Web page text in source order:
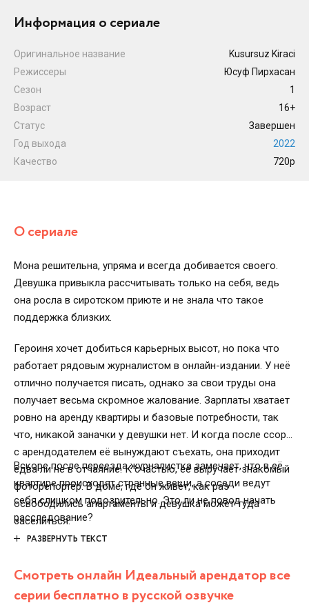
Информация о сериале
Оригинальное название
Kusursuz Kiraci
Режиссеры
Юсуф Пирхасан
Сезон
1
Возраст
16+
Статус
Завершен
Год выхода
2022
Качество
720p
О сериале
Мона решительна, упряма и всегда добивается своего.
Девушка привыкла рассчитывать только на себя, ведь
она росла в сиротском приюте и не знала что такое
поддержка близких.
Героиня хочет добиться карьерных высот, но пока что
работает рядовым журналистом в онлайн-издании. У неё
отлично получается писать, однако за свои труды она
получает весьма скромное жалование. Зарплаты хватает
ровно на аренду квартиры и базовые потребности, так
что, никакой заначки у девушки нет. И когда после ссоры
с арендодателем её вынуждают съехать, она приходит
едва ли не в отчаяние. К счастью, её выручает знакомый
фоторепортёр. В доме, где он живёт, как раз
освободились апартаменты и девушка может туда
заселиться.
Вскоре после переезда журналистка замечает, что в её
квартире происходят странные вещи, а соседи ведут
себя слишком подозрительно. Это ли не повод начать
расследование?
РАЗВЕРНУТЬ ТЕКСТ
Смотреть онлайн Идеальный арендатор все
серии бесплатно в русской озвучке